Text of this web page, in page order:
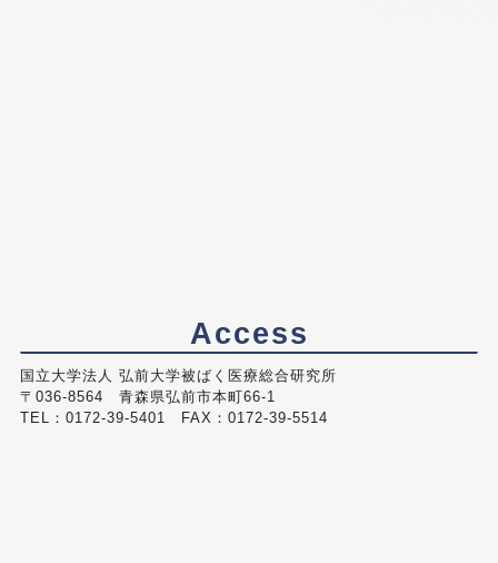
Access
国立大学法人 弘前大学被ばく医療総合研究所
〒036-8564 青森県弘前市本町66-1
TEL：0172-39-5401 FAX：0172-39-5514